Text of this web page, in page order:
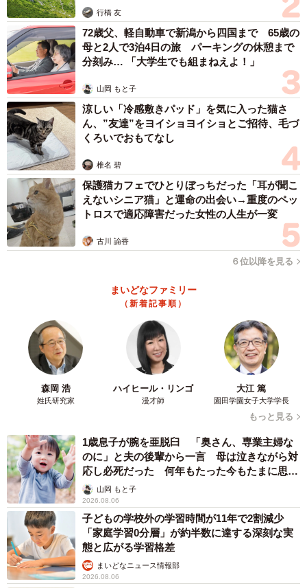
2/19
仕事帰りの深夜、子猫の鳴き声に気がついた
ーー子猫は女の子で、「こまめちゃん」と名付けられたと
のこと。発見場所でこまめちゃんに気づいたのは？
「現場を通りかかった時、子猫特有の高い声が聞こえまし
た。過去にも何度か子猫を拾っているので、聞き覚えのあ
る声にハッとしたんです。仕事帰りで深夜だったため、周
囲が静かで暗く、鳴き声が際立っていたことも要因だと思
います」
ーー発見時、こまめちゃんはどこに？
「歩道橋の脇にある道路橋の、橋脚にあるコンクリート部
分にいました。道路橋の下は線路で、人間が入れる場所で
はなく、発見時は仕事用のスーツだったため、走って家に
行橋 友
72歳父、軽自動車で新潟から四国まで 65歳の
母と2人で3泊4日の旅 パーキングの休憩まで
分刻み… 「大学生でも組まねえよ！」
山岡 もと子
涼しい「冷感敷きパッド」を気に入った猫さ
ん、”友達”をヨイショヨイショとご招待、毛づ
くろいでおもてなし
椎名 碧
保護猫カフェでひとりぼっちだった「耳が聞こ
えないシニア猫」と運命の出会い→重度のペッ
トロスで適応障害だった女性の人生が一変
古川 諭香
６位以降を見る
まいどなファミリー
（新着記事順）
森岡 浩
姓氏研究家
ハイヒール・リンゴ
漫才師
大江 篤
園田学園女子大学学長
もっと見る
1歳息子が腕を亜脱臼 「奥さん、専業主婦な
のに」と夫の後輩から一言 母は泣きながら対
応し必死だった 何年もたった今もたまに思い
出し…山岡 もと子
2026.08.06
子どもの学校外の学習時間が11年で2割減少
「家庭学習0分層」が約半数に達する深刻な実
態と広がる学習格差
まいどなニュース情報部
2026.08.06